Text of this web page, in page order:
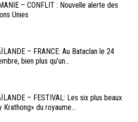
– CONFLIT : Nouvelle alerte des
Unies
– FRANCE: Au Bataclan le 24
bien plus qu’un...
– FESTIVAL: Les six plus beaux
Krathong» du royaume...